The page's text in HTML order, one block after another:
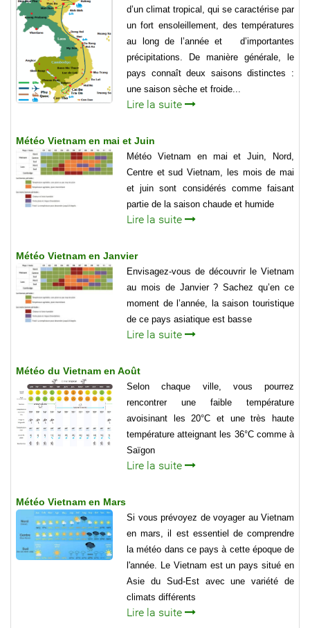
d’un climat tropical, qui se caractérise par
un fort ensoleillement, des températures
au long de l’année et d’importantes
précipitations. De manière générale, le
pays connaît deux saisons distinctes :
une saison sèche et froide...
Lire la suite
Météo Vietnam en mai et Juin
Météo Vietnam en mai et Juin, Nord,
Centre et sud Vietnam, les mois de mai
et juin sont considérés comme faisant
partie de la saison chaude et humide
Lire la suite
Météo Vietnam en Janvier
Envisagez-vous de découvrir le Vietnam
au mois de Janvier ? Sachez qu’en ce
moment de l’année, la saison touristique
de ce pays asiatique est basse
Lire la suite
Météo du Vietnam en Août
Selon chaque ville, vous pourrez
rencontrer une faible température
avoisinant les 20°C et une très haute
température atteignant les 36°C comme à
Saïgon
Lire la suite
Météo Vietnam en Mars
Si vous prévoyez de voyager au Vietnam
en mars, il est essentiel de comprendre
la météo dans ce pays à cette époque de
l'année. Le Vietnam est un pays situé en
Asie du Sud-Est avec une variété de
climats différents
Lire la suite